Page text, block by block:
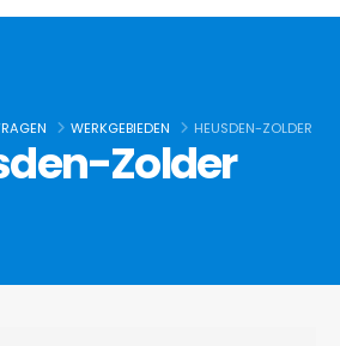
WERKGEBIEDEN HEUSDEN-ZOLDER
Zolder